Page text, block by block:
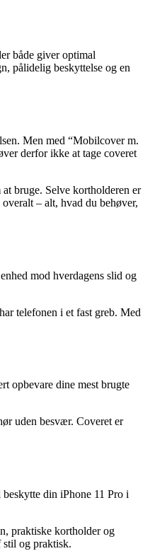
både giver optimal
pålidelig beskyttelse og en
Men med “Mobilcover m.
derfor ikke at tage coveret
bruge. Selve kortholderen er
– alt, hvad du behøver,
mod hverdagens slid og
telefonen i et fast greb. Med
opbevare dine mest brugte
uden besvær. Coveret er
din iPhone 11 Pro i
praktiske kortholder og
og praktisk.